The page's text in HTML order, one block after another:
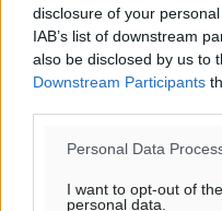
disclosure of your
IAB’s list of downstream
also be disclosed by us to
Downstream Participants
Personal Data
I want to opt-out of
personal data.
Κάρπαθος: Παλιά
Αρδάνι –
Τοπικές Ειδήσεις• πριν 22
Τουρνάς για φωτιές:
Ειδήσεις• πριν 1 ώρα